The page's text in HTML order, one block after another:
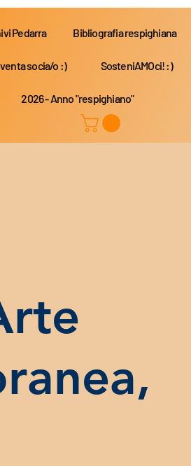
Pedarra Bibliografia respighiana
socia/o :) SosteniAMOci! :)
2026 - Anno "respighiano"